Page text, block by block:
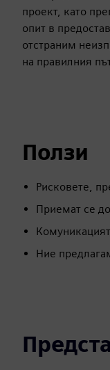
проект, като
опит в
отстраним
на правилния
Ползи
Рисковете,
Приемат се
Ние